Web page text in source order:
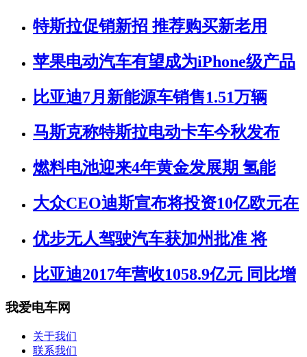
特斯拉促销新招 推荐购买新老用
苹果电动汽车有望成为iPhone级产品
比亚迪7月新能源车销售1.51万辆
马斯克称特斯拉电动卡车今秋发布
燃料电池迎来4年黄金发展期 氢能
大众CEO迪斯宣布将投资10亿欧元在
优步无人驾驶汽车获加州批准 将
比亚迪2017年营收1058.9亿元 同比增
我爱电车网
关于我们
联系我们